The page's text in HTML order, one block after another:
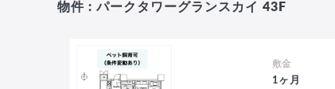
物件 : パークタワーグランスカイ 43F
敷金
1ヶ月